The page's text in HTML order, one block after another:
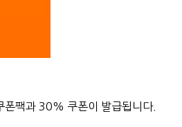
폰팩과 30% 쿠폰이 발급됩니다.